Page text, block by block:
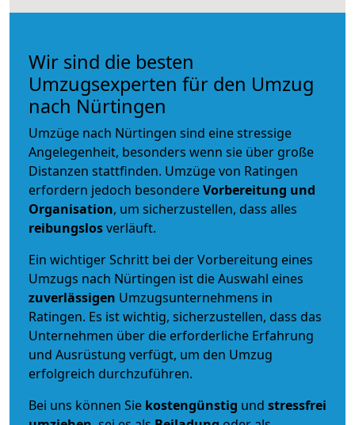
Wir sind die besten
Umzugsexperten für den Umzug
nach Nürtingen
Umzüge nach Nürtingen sind eine stressige
Angelegenheit, besonders wenn sie über große
Distanzen stattfinden. Umzüge von Ratingen
erfordern jedoch besondereVorbereitung und
Organisation, um sicherzustellen, dass alles
reibungslosverläuft.
Ein wichtiger Schritt bei der Vorbereitung eines
Umzugs nach Nürtingen ist die Auswahl eines
zuverlässigen Umzugsunternehmens in
Ratingen. Es ist wichtig, sicherzustellen, dass das
Unternehmen über die erforderliche Erfahrung
und Ausrüstung verfügt, um den Umzug
erfolgreich durchzuführen.
Bei uns können Sie kostengünstig und stressfrei